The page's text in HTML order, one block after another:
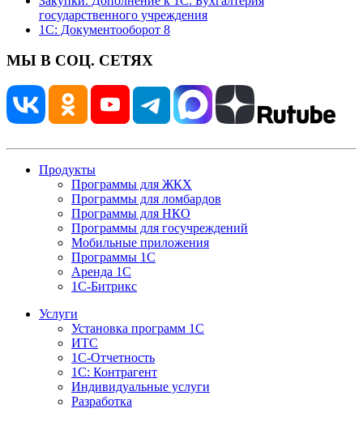
государственного учреждения
1С: Документооборот 8
МЫ В СОЦ. СЕТЯХ
Продукты
Программы для ЖКХ
Программы для ломбардов
Программы для НКО
Программы для госучреждений
Мобильные приложения
Программы 1С
Аренда 1С
1С-Битрикс
Услуги
Установка программ 1С
ИТС
1С-Отчетность
1С: Контрагент
Индивидуальные услуги
Разработка